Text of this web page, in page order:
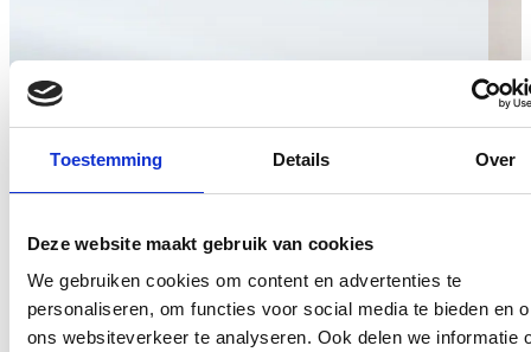
Toestemming Details Over
Deze website maakt gebruik van cookies
We gebruiken cookies om content en advertenties te
personaliseren, om functies voor social media te bieden en
ons websiteverkeer te analyseren. Ook delen we informatie